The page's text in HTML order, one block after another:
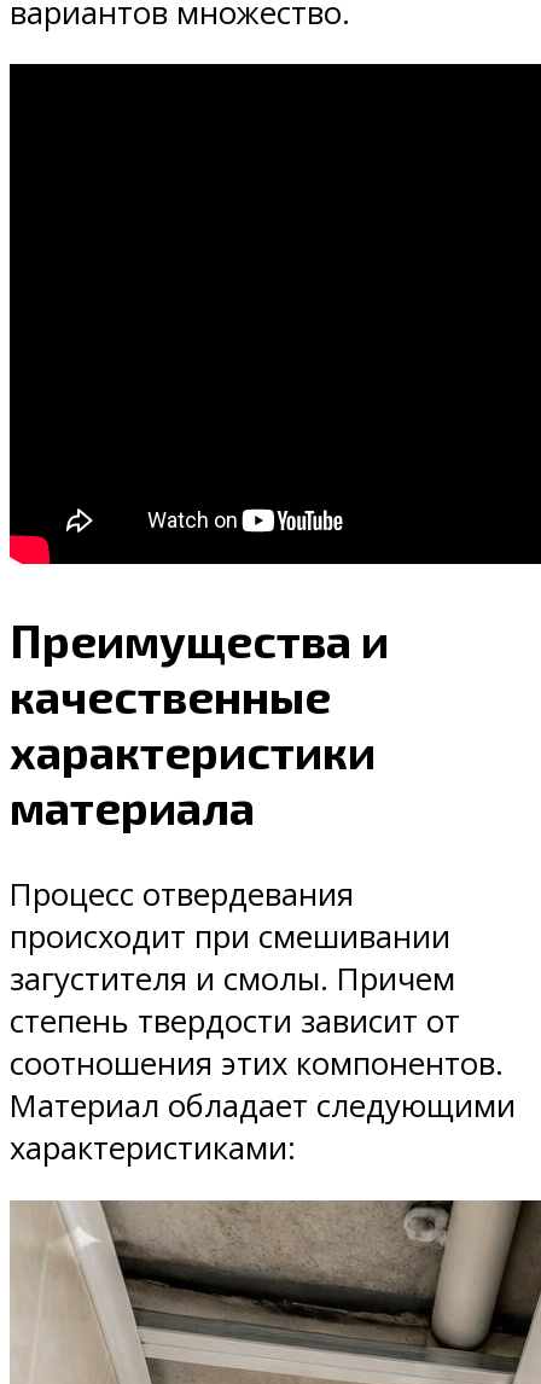
вариантов множество.
Преимущества и
качественные
характеристики
материала
Процесс отвердевания
происходит при смешивании
загустителя и смолы. Причем
степень твердости зависит от
соотношения этих компонентов.
Материал обладает следующими
характеристиками: